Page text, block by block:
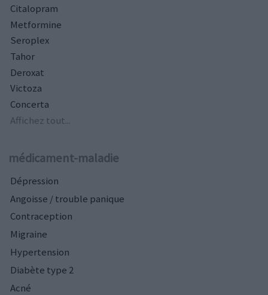
Citalopram
Metformine
Seroplex
Tahor
Deroxat
Victoza
Concerta
Affichez tout...
médicament-maladie
Dépression
Angoisse / trouble panique
Contraception
Migraine
Hypertension
Diabète type 2
Acné